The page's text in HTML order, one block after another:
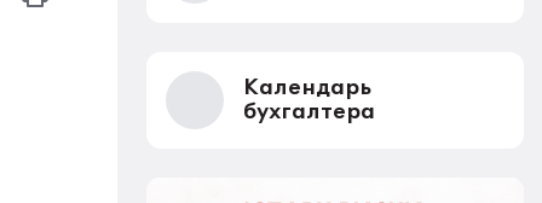
Календарь
бухгалтера